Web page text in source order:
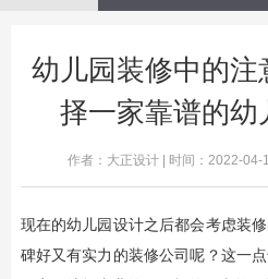
幼儿园装修中的
择一家靠谱的幼
作者：大正设计 | 时间：2022-
现在的幼儿园设计之后都会考虑装
碑好又有实力的装修公司呢？这一